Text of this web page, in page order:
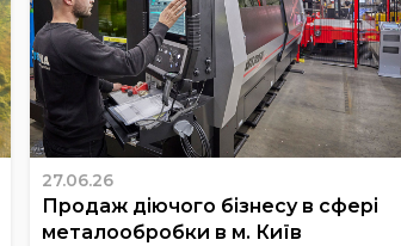
27.06.26
Продаж діючого бізнесу в сфері
металообробки в м. Київ